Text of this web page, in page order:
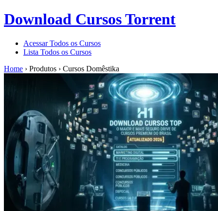
Download Cursos Torrent
Acessar Todos os Cursos
Lista Todos os Cursos
Home › Produtos › Cursos Domêstika